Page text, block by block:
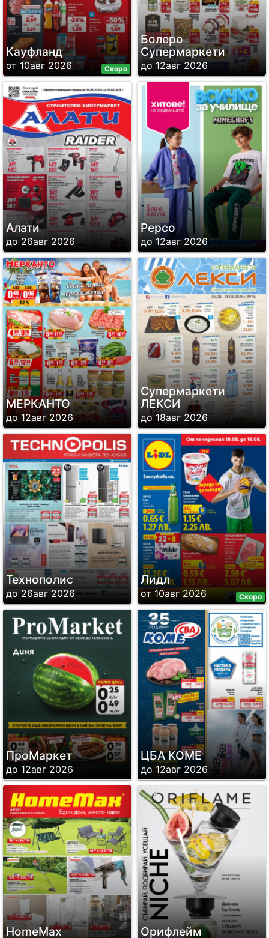
Скоро
Кауфланд
от 10авг 2026
Болеро
Супермаркети
до 12авг 2026
Алати
до 26авг 2026
Pepco
до 12авг 2026
МЕРКАНТО
до 12авг 2026
Супермаркети
ЛЕКСИ
до 18авг 2026
Технополис
до 26авг 2026 Скоро
Лидл
от 10авг 2026
ПроМаркет
до 12авг 2026
ЦБА КОМЕ
до 12авг 2026
HomeMax Орифлейм